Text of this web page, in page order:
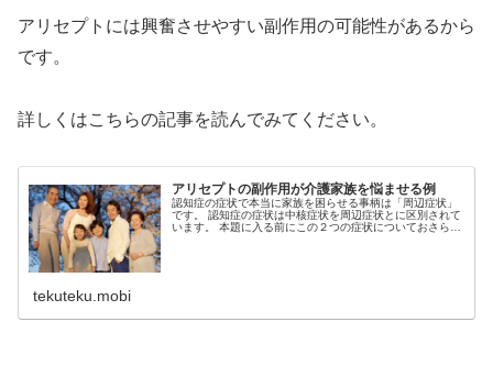
アリセプトには興奮させやすい副作用の可能性があるから
です。
詳しくはこちらの記事を読んでみてください。
アリセプトの副作用が介護家族を悩ませる例
認知症の症状で本当に家族を困らせる事柄は「周辺症状」
です。 認知症の症状は中核症状を周辺症状とに区別されて
います。 本題に入る前にこの２つの症状についておさらい
tekuteku.mobi